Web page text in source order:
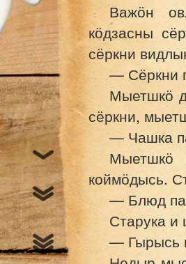
Важӧн
кӧдзасны
сёркни
— Сёркни
Мыетшкӧ
сёркни,
— Чашка
Мыетшкӧ
коймӧдысь.
— Блюд
Старука и
— Гырысь